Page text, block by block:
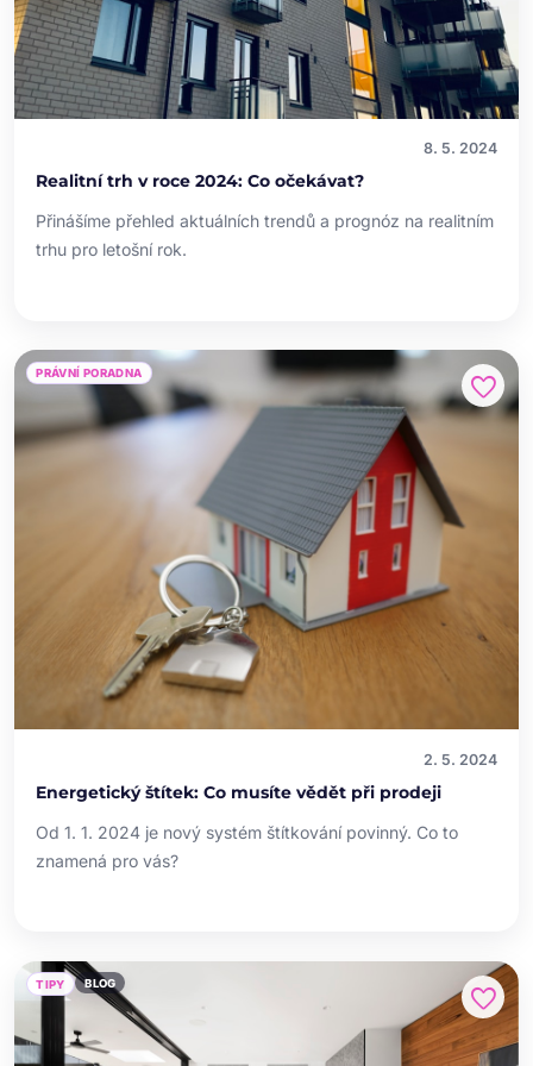
8. 5. 2024
Realitní trh v roce 2024: Co očekávat?
Přinášíme přehled aktuálních trendů a prognóz na realitním
trhu pro letošní rok.
PRÁVNÍ PORADNA favorite
2. 5. 2024
Energetický štítek: Co musíte vědět při prodeji
Od 1. 1. 2024 je nový systém štítkování povinný. Co to
znamená pro vás?
TIPY BLOG favorite